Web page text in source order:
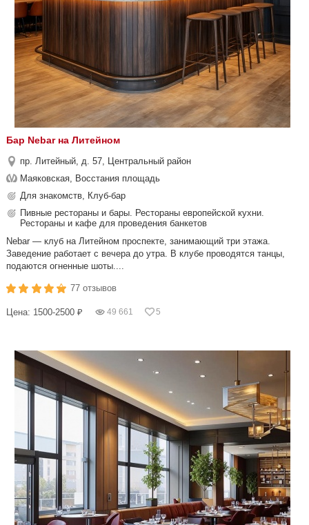
Бар Nebar на Литейном
пр. Литейный, д. 57, Центральный район
Маяковская, Восстания площадь
Для знакомств, Клуб-бар
Пивные рестораны и бары. Рестораны европейской кухни.
Рестораны и кафе для проведения банкетов
Nebar — клуб на Литейном проспекте, занимающий три этажа.
Заведение работает с вечера до утра. В клубе проводятся танцы,
подаются огненные шоты....
77 отзывов
Цена: 1500-2500 ₽ 49 661 5